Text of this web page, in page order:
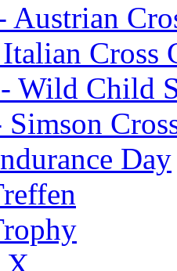
Austrian
Cross
Wild Child
Simson
Day